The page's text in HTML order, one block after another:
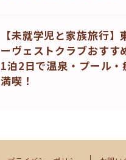
【未就学児と家族旅行】
ーヴェストクラブおすす
1泊2日で温泉・プール・
満喫！